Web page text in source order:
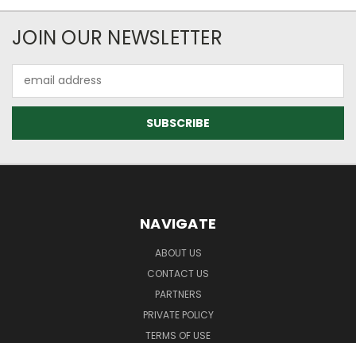
JOIN OUR NEWSLETTER
Address
NAVIGATE
ABOUT US
CONTACT US
PARTNERS
PRIVATE POLICY
TERMS OF USE